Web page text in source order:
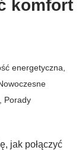
komfort
energetyczna
Porady
jak połączyć